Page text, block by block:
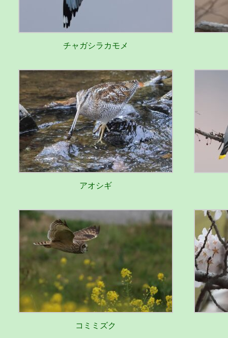
チャガシラカモメ
アオシギ
コミミズク